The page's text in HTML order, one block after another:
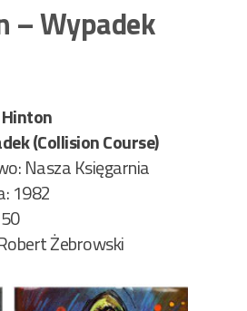
– Wypadek
(Collision Course)
Nasza Księgarnia
1982
Żebrowski